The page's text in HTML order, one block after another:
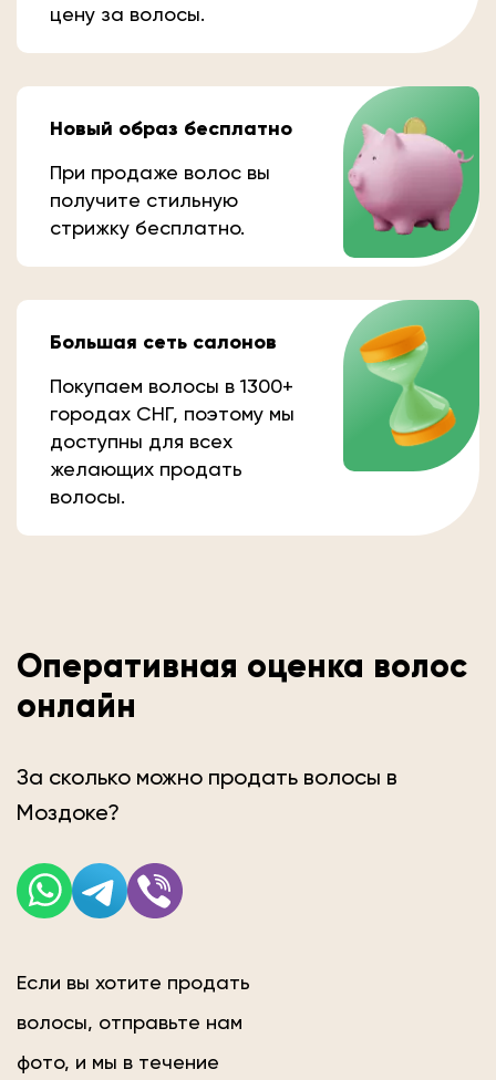
цену за волосы.
Новый образ бесплатно
При продаже волос вы
получите стильную
стрижку бесплатно.
Большая сеть салонов
Покупаем волосы в 1300+
городах СНГ, поэтому мы
доступны для всех
желающих продать
волосы.
Оперативная оценка волос
онлайн
За сколько можно продать волосы в
Моздоке?
Если вы хотите продать
волосы, отправьте нам
фото, и мы в течение